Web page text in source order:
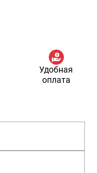
Удобная
оплата